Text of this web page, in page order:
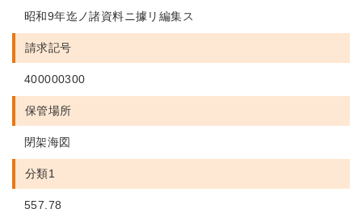
昭和9年迄ノ諸資料ニ據リ編集ス
請求記号
400000300
保管場所
閉架海図
分類1
557.78